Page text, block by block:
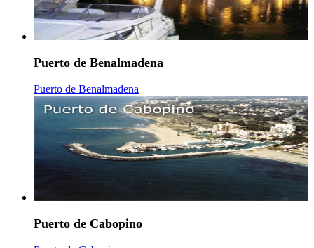
Puerto de Benalmadena
Puerto de Benalmadena
Puerto de Cabopino